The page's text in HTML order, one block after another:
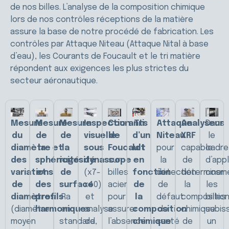
de nos billes. L’analyse de la composition chimique
lors de nos contrôles réceptions de la matière
assure la base de notre procédé de fabrication. Les
contrôles par Attaque Niteau (Attaque Nital à base
d’eau), les Courants de Foucault et le tri matière
répondent aux exigences les plus strictes du
secteur aéronautique.
Mesure
du
diamètre et
des
variations
de
diamètres
(diamètre
moyen
Mesure
de
la
sphéricité
et
des
profils
harmoniques
Mesure
de
la
rugosité
de
surface
Ra
en
standard,
Inspection
visuelle
sous
dynascope
(x7-
x40)
et
analyse
de
Courants
de
Foucault
sur
billes
acier
pour
assurer
l’absence
Tri
d’un
lot
en
fonction
de
la
composition
chimique
Attaque
Niteau
pour
la
détection
de
défaut
de
santé
Analyseur
XRF
capable
de
déterminer
la
composition
chimique
de
Dans
le
cadre
les
billes
un